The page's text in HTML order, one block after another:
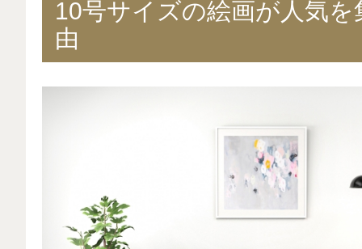
10号サイズの絵画が人気を
由